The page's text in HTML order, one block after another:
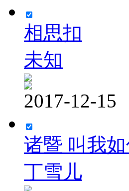
相思扣
未知
2017-12-15
诸暨 叫我
丁雪儿